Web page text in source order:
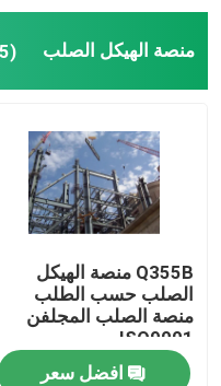
منصة الهيكل الصلب (15)
Q355B منصة الهيكل
الصلب حسب الطلب
منصة الصلب المجلفن
ISO9001
افضل سعر